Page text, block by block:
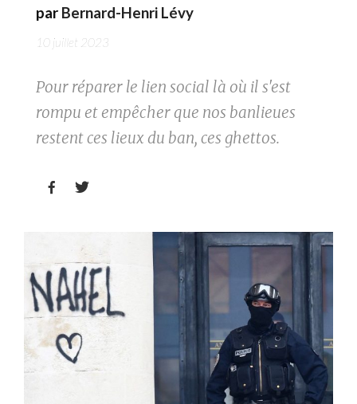
par Bernard-Henri Lévy
10 juillet 2023
Pour réparer le lien social là où il s'est
rompu et empêcher que nos banlieues
restent ces lieux du ban, ces ghettos.
 